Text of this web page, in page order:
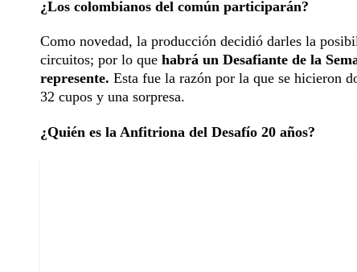
¿Los colombianos del común participarán?
Como novedad, la producción decidió darles la
circuitos; por lo que habrá un Desafiante de la
represente. Esta fue la razón por la que se hicieron
32 cupos y una sorpresa.
¿Quién es la Anfitriona del Desafío 20 años?